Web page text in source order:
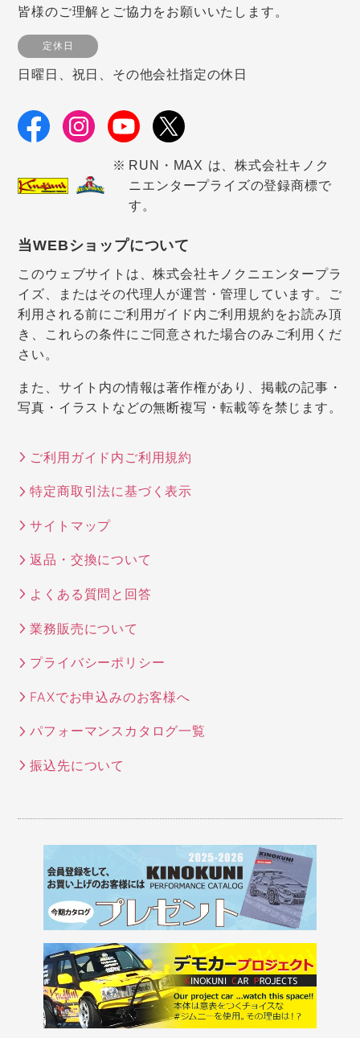
皆様のご理解とご協力をお願いいたします。
定休日
日曜日、祝日、その他会社指定の休日
RUN・MAX は、株式会社キノク
ニエンタープライズの登録商標で
す。
当WEBショップについて
このウェブサイトは、株式会社キノクニエンタープラ
イズ、またはその代理人が運営・管理しています。ご
利用される前にご利用ガイド内ご利用規約をお読み頂
き、これらの条件にご同意された場合のみご利用くだ
さい。
また、サイト内の情報は著作権があり、掲載の記事・
写真・イラストなどの無断複写・転載等を禁じます。
ご利用ガイド内ご利用規約
特定商取引法に基づく表示
サイトマップ
返品・交換について
よくある質問と回答
業務販売について
プライバシーポリシー
FAXでお申込みのお客様へ
パフォーマンスカタログ一覧
振込先について